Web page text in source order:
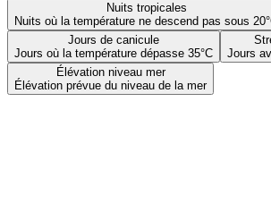
Nuits tropicales
Nuits où la température ne descend pas sous
Jours de canicule
Jours où la température dépasse 35°C
Jours
Élévation niveau mer
Élévation prévue du niveau de la mer